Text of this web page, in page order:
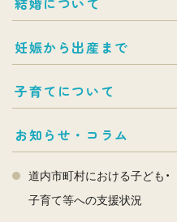
妊娠から出産まで
子育てについて
お知らせ・コラム
道内市町村における子ども・
子育て等への支援状況